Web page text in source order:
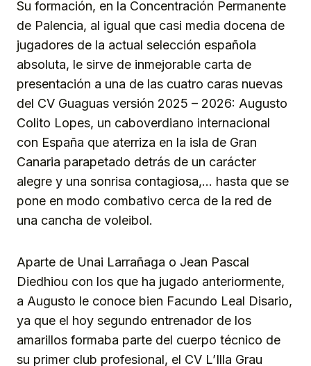
Su formación, en la Concentración Permanente
de Palencia, al igual que casi media docena de
jugadores de la actual selección española
absoluta, le sirve de inmejorable carta de
presentación a una de las cuatro caras nuevas
del CV Guaguas versión 2025 – 2026: Augusto
Colito Lopes, un caboverdiano internacional
con España que aterriza en la isla de Gran
Canaria parapetado detrás de un carácter
alegre y una sonrisa contagiosa,… hasta que se
pone en modo combativo cerca de la red de
una cancha de voleibol.
Aparte de Unai Larrañaga o Jean Pascal
Diedhiou con los que ha jugado anteriormente,
a Augusto le conoce bien Facundo Leal Disario,
ya que el hoy segundo entrenador de los
amarillos formaba parte del cuerpo técnico de
su primer club profesional, el CV L’Illa Grau